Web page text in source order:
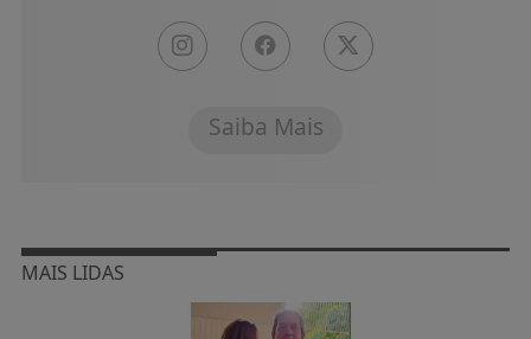
Saiba Mais
MAIS LIDAS